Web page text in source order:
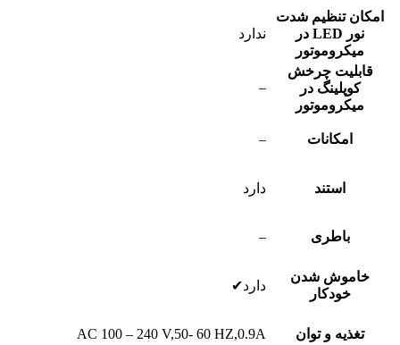
امکان تنظیم شدت
نور LED در
میکروموتور
ندارد
قابلیت چرخش
کوپلینگ در
میکروموتور
–
امکانات –
استند دارد
باطری –
خاموش شدن
خودکار
دارد✔
تغذیه و توان AC 100 – 240 V,50- 60 HZ,0.9A